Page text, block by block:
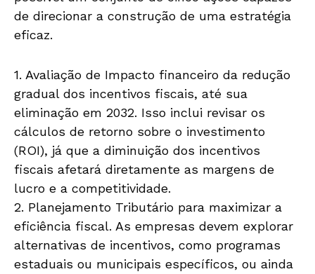
de direcionar a construção de uma estratégia
eficaz.
1. Avaliação de Impacto financeiro da redução
gradual dos incentivos fiscais, até sua
eliminação em 2032. Isso inclui revisar os
cálculos de retorno sobre o investimento
(ROI), já que a diminuição dos incentivos
fiscais afetará diretamente as margens de
lucro e a competitividade.
2. Planejamento Tributário para maximizar a
eficiência fiscal. As empresas devem explorar
alternativas de incentivos, como programas
estaduais ou municipais específicos, ou ainda